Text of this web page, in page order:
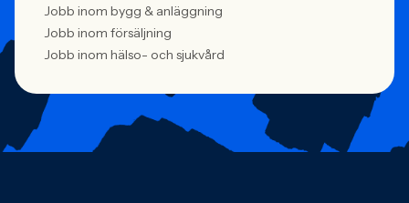
Jobb inom bygg & anläggning
Jobb inom försäljning
Jobb inom hälso- och sjukvård